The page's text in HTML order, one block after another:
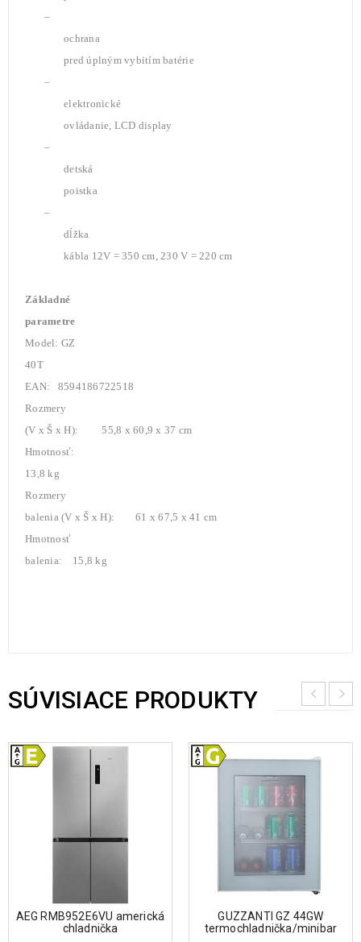
–
ochrana
pred úplným vybitím batérie
–
elektronické
ovládanie, LCD display
–
detská
poistka
–
dĺžka
kábla 12V = 350 cm, 230 V = 220 cm
Základné
parametre
Model: GZ
40T
EAN: 8594186722518
Rozmery
(V x Š x H): 55,8 x 60,9 x 37 cm
Hmotnosť:
13,8 kg
Rozmery
balenia (V x Š x H): 61 x 67,5 x 41 cm
Hmotnosť
balenia: 15,8 kg
SÚVISIACE PRODUKTY
AEG RMB952E6VU americká
chladnička
GUZZANTI GZ 44GW
termochladnička/minibar